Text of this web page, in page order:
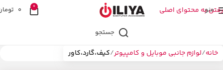
رفتن به محتوای اصلی
منو 0
0
جستجو
خانه لوازم جانبی موبایل و کامپیوتر کیف،گارد،کاور